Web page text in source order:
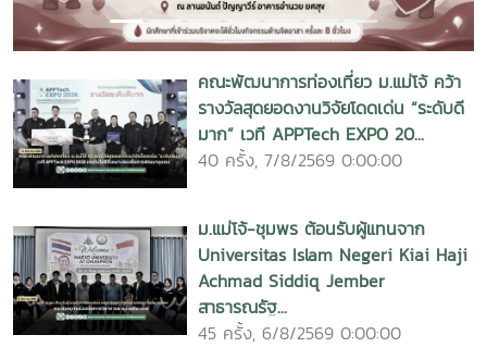
9. การศึกษาพัฒนาขยายปริมาณการติดเชื้อและการผลิต สปอร์
เชื้อราเวสสิเคิล อาร์บัสคิวร่า ไมคอไรซ่า ในรากหญ้าแฝก และหญ้า
รูซี่ โดยระบบพ่นหมอก. ผานิต นาขยัน รายงานผลการวิจัย
มหาวิทยาลัยแม่โจ้ 42 หน้า. เลขเรียกหนังสือ 2558 / 16
Study of Inocula
Production of Arbuscular Mycorrhizal Fungi in Root of
Vetiver Grass [ Vetiveria zizanioides Nash ] and Ruzi
Grass [ Brachiaria ruziziensis ] by an Aeroponic Culture
Technique. Phanit Nakayan. Maejo University. 2015.
10. การใช้สื่อพัฒนาศักยภาพการผลิตของเกษตรกรรายย่อย
ปลูกยางพาราในภาคเหนือตอนบน นคเรศ รังควัต รายงานผล
การวิจัยมหาวิทยาลัยแม่โจ้ 75 หน้า. เลขเรียกหนังสือ 2558 /
ช46. 01 The Use of Media for Efficiency Production
คณะพัฒนาการท่องเที่ยว ม.แม่โจ้ คว้า
รางวัลสุดยอดงานวิจัยโดดเด่น “ระดับดี
มาก” เวที APPTech EXPO 20...
40 ครั้ง, 7/8/2569 0:00:00
ม.แม่โจ้-ชุมพร ต้อนรับผู้แทนจาก
Universitas Islam Negeri Kiai Haji
Achmad Siddiq Jember
สาธารณรัฐ...
45 ครั้ง, 6/8/2569 0:00:00